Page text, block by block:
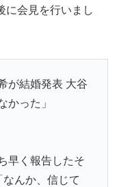
に会見を行いまし
が結婚発表 大谷
かった」
早く報告したそ
んか、信じて